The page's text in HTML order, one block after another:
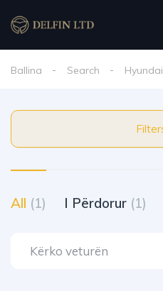
Ballina Search Hyundai
All (1) I Përdorur (1)